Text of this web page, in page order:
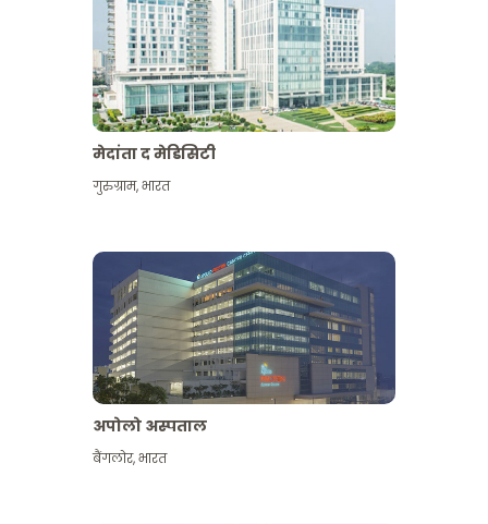
मेदांता द मेडिसिटी
गुरुग्राम,भारत
अपोलो अस्पताल
बैंगलोर,भारत